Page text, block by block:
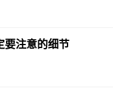
要注意的细节